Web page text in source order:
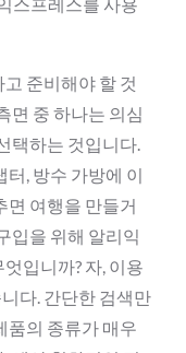
준비해야 할 것
면 중 하나는 의심
택하는 것입니다.
, 방수 가방에 이
면 여행을 만들거
입을 위해 알리익
입니까? 자, 이용
다. 간단한 검색만
품의 종류가 매우